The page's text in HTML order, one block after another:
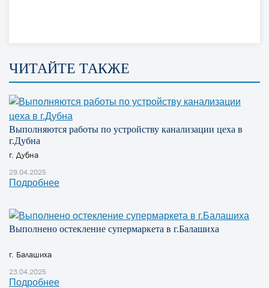
ЧИТАЙТЕ ТАКЖЕ
Выполняются работы по устройству канализации цеха в
г.Дубна
г. Дубна
29.04.2025
Подробнее
Выполнено остекление супермаркета в г.Балашиха
г. Балашиха
23.04.2025
Подробнее